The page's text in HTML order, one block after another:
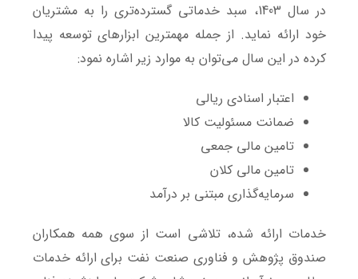
در سال 1403، سبد خدماتی گسترده‌تری را به مشتریان
خود ارائه نماید. از جمله مهمترین ابزارهای توسعه پیدا
کرده در این سال می‌توان به موارد زیر اشاره نمود:
اعتبار اسنادی ریالی
ضمانت مسئولیت کالا
تامین مالی جمعی
تامین مالی کلان
سرمایه‌گذاری مبتنی بر درآمد
خدمات ارائه شده، تلاشی است از سوی همه همکاران
صندوق پژوهش و فناوری صنعت نفت برای ارائه خدمات